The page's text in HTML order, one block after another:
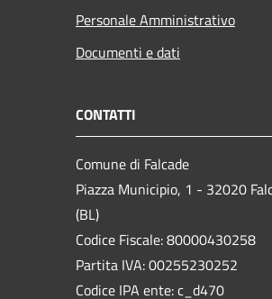
Personale Amministrativo
Documenti e dati
CONTATTI
Comune di Falcade
Piazza Municipio, 1 - 32020
(BL)
Codice Fiscale: 80000430258
Partita IVA: 00255230252
Codice IPA ente: c_d470